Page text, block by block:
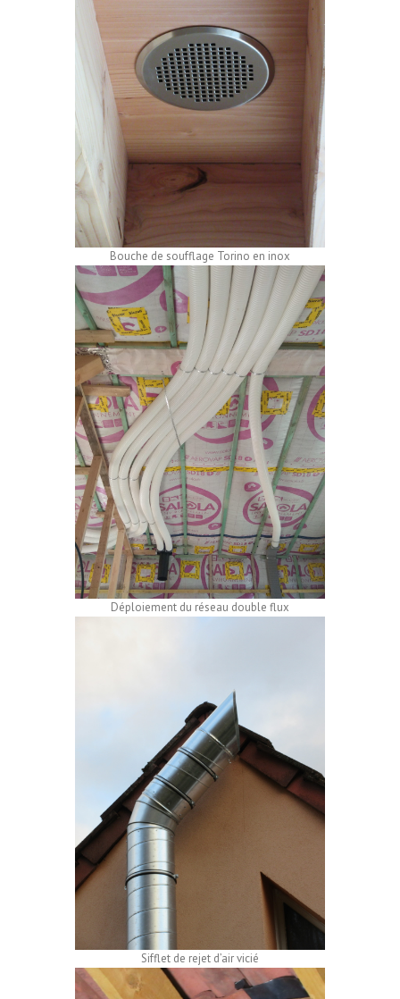
Bouche de soufflage Torino en inox
Déploiement du réseau double flux
Sifflet de rejet d’air vicié